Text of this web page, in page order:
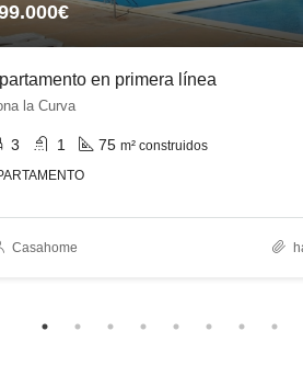
en primera línea
la Curva
3 1 75 m² construidos
Casahome